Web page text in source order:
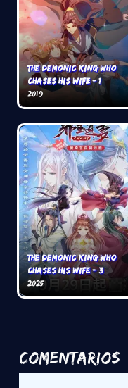
The Demonic King Who
Chases His Wife - 1
2019
The Demonic King Who
Chases His Wife - 3
2025
Comentarios